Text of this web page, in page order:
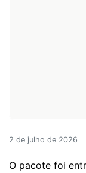
2 de julho de 2026
O pacote foi